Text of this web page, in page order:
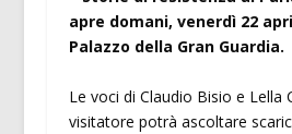
apre domani, venerdì 22
Palazzo della Gran Guardia.
Le voci di Claudio Bisio e Lella
visitatore potrà ascoltare